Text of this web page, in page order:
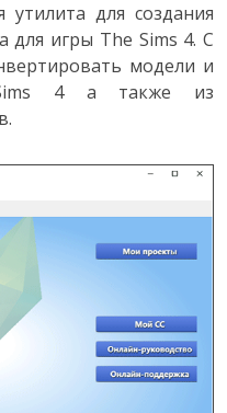
для создания
для игры The Sims 4. С
модели и
4 а также из